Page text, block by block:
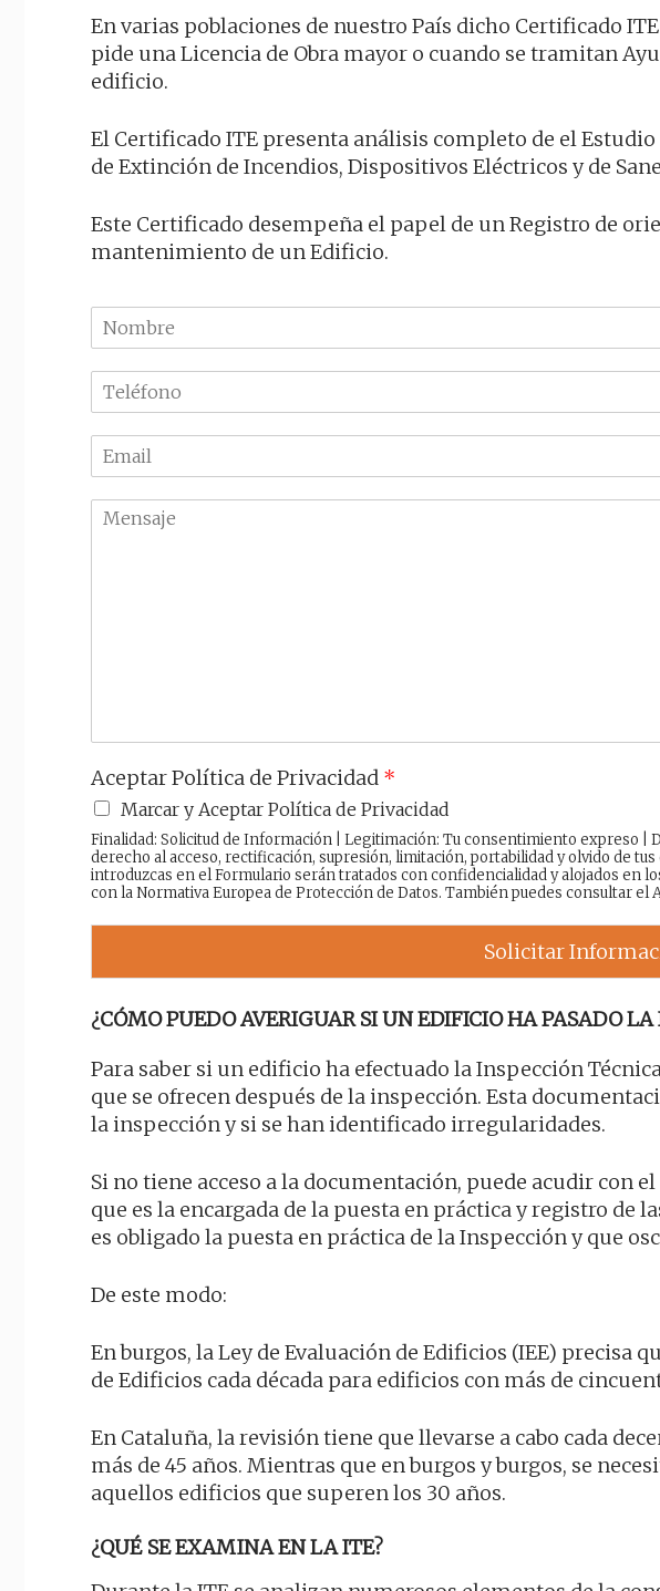
En varias poblaciones de nuestro País dicho Certificado
pide una Licencia de Obra mayor o cuando se tramitan
edificio.
El Certificado ITE presenta análisis completo de el
de Extinción de Incendios, Dispositivos Eléctricos y de
Este Certificado desempeña el papel de un Registro de
mantenimiento de un Edificio.
N
o
m
r
e
l
f
m
a
M
Aceptar Política de Privacidad *
Marcar y Aceptar Política de Privacidad
Finalidad: Solicitud de Información | Legitimación: Tu consentimiento expreso |
derecho al acceso, rectificación, supresión, limitación, portabilidad y olvido de
introduzcas en el Formulario serán tratados con confidencialidad y alojados en
con la Normativa Europea de Protección de Datos. También puedes consultar el
Solicitar
¿CÓMO PUEDO AVERIGUAR SI UN EDIFICIO HA PASADO LA
Para saber si un edificio ha efectuado la Inspección
que se ofrecen después de la inspección. Esta
la inspección y si se han identificado irregularidades.
Si no tiene acceso a la documentación, puede acudir con
que es la encargada de la puesta en práctica y registro de
es obligado la puesta en práctica de la Inspección y que
De este modo:
En burgos, la Ley de Evaluación de Edificios (IEE) precisa
de Edificios cada década para edificios con más de
En Cataluña, la revisión tiene que llevarse a cabo cada
más de 45 años. Mientras que en burgos y burgos, se
aquellos edificios que superen los 30 años.
¿QUÉ SE EXAMINA EN LA ITE?